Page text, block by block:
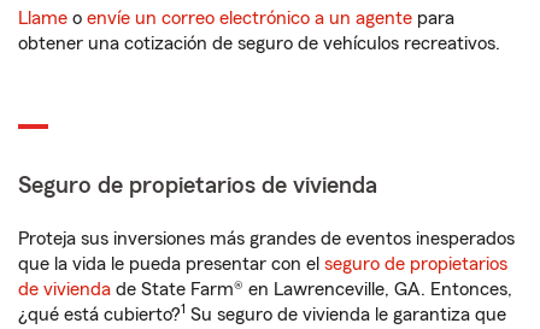
Llame o envíe un correo electrónico a un agente para
obtener una cotización de seguro de vehículos recreativos.
Seguro de propietarios de vivienda
Proteja sus inversiones más grandes de eventos inesperados
que la vida le pueda presentar con el seguro de propietarios
de vivienda de State Farm® en Lawrenceville, GA. Entonces,
¿qué está cubierto?1 Su seguro de vivienda le garantiza que